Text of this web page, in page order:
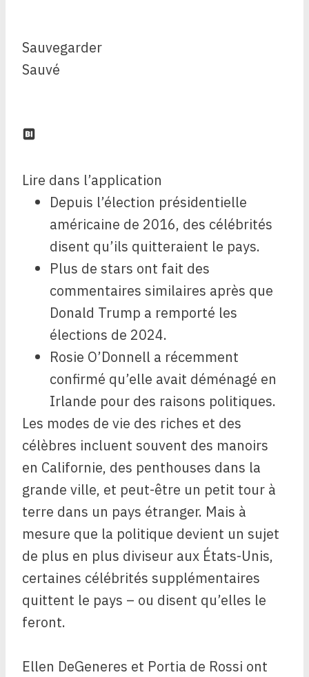
Sauvegarder
Sauvé
Lire dans l’application
Depuis l’élection présidentielle
américaine de 2016, des célébrités
disent qu’ils quitteraient le pays.
Plus de stars ont fait des
commentaires similaires après que
Donald Trump a remporté les
élections de 2024.
Rosie O’Donnell a récemment
confirmé qu’elle avait déménagé en
Irlande pour des raisons politiques.
Les modes de vie des riches et des
célèbres incluent souvent des manoirs
en Californie, des penthouses dans la
grande ville, et peut-être un petit tour à
terre dans un pays étranger. Mais à
mesure que la politique devient un sujet
de plus en plus diviseur aux États-Unis,
certaines célébrités supplémentaires
quittent le pays – ou disent qu’elles le
feront.
Ellen DeGeneres et Portia de Rossi ont